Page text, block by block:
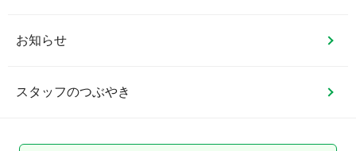
お知らせ
スタッフのつぶやき